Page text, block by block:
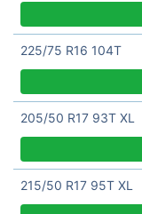
225/75 R16 104T
205/50 R17 93T XL
215/50 R17 95T XL